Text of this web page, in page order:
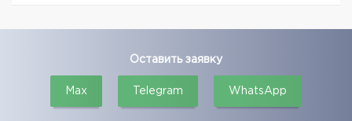
Оставить заявку
Max Telegram WhatsApp